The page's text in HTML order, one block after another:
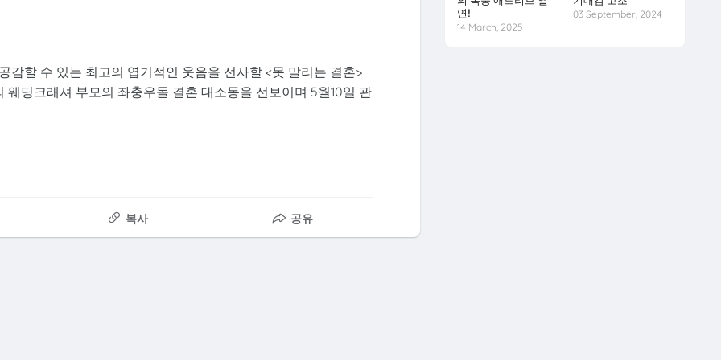
감할 수 있는 최고의 엽기적인 웃음을 선사할 <못 말리는 결혼>
딩크래셔 부모의 좌충우돌 결혼 대소동을 선보이며 5월10일 관
복사 공유
연!
14 March, 2025
03 September, 2024